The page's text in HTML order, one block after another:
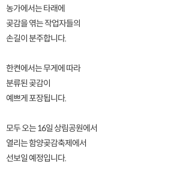
농가에서는 타래에
곶감을 엮는 작업자들의
손길이 분주합니다.
한켠에서는 무게에 따라
분류된 곶감이
예쁘게 포장됩니다.
모두 오는 16일 상림공원에서
열리는 함양곶감축제에서
선보일 예정입니다.